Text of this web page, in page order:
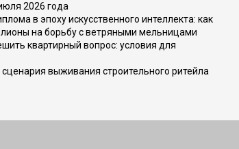
2026 года
в эпоху искусственного интеллекта: как
на борьбу с ветряными мельницами
квартирный вопрос: условия для
выживания строительного ритейла